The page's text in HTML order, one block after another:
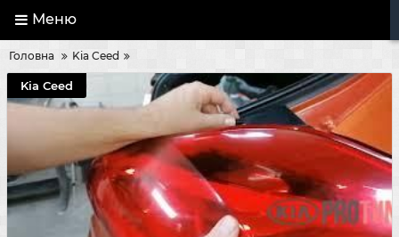
Меню
Головна Kia Ceed
Kia Ceed